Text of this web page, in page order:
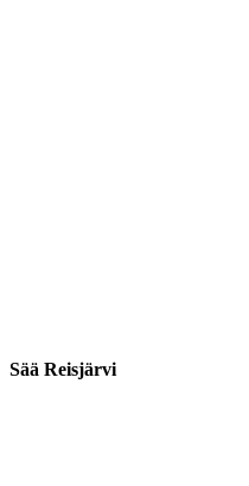
Sää Reisjärvi